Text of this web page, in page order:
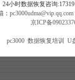
24小时数据恢复咨询
： pc3000udma@vip.qq.com
京ICP备
pc3000 数据恢复培训 U